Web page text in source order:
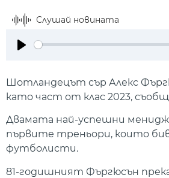
Слушай новината
Шотландецът сър Алекс
като част от клас 2023,
Двамата най-успешни
първите треньори, които
футболисти.
81-годишният Фъргюсън